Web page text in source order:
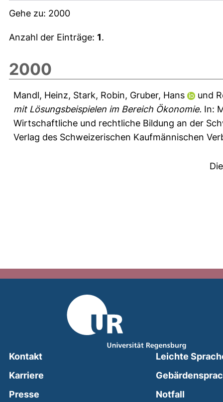
Gehe zu: 2000
Anzahl der Einträge: 1.
2000
Mandl, Heinz, Stark, Robin, Gruber, Hans und
mit Lösungsbeispielen im Bereich Ökonomie. In:
Wirtschaftliche und rechtliche Bildung an der
Verlag des Schweizerischen Kaufmännischen
Kontakt
Karriere
Presse
Leichte
Notfall